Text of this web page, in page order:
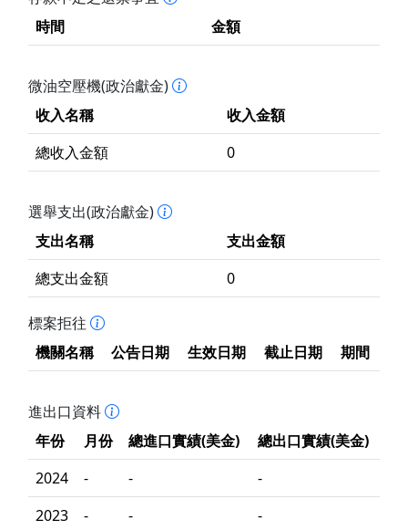
時間
金額
微油空壓機(政治獻金)
收入名稱
收入金額
總收入金額
0
選舉支出(政治獻金)
支出名稱
支出金額
總支出金額
0
標案拒往
機關名稱
公告日期 生效日期 截止日期 期間
進出口資料
年份
月份 總進口實績(美金)
總出口實績(美金)
2024
- -
-
2023
- -
-